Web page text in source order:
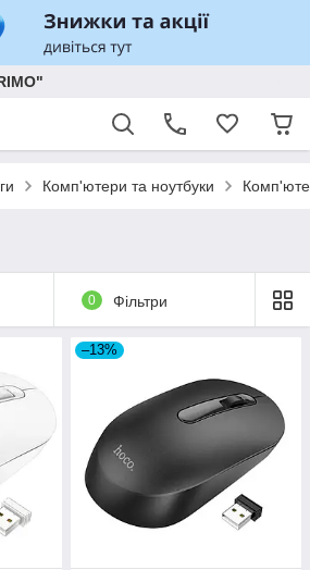
Комп'ютери та ноутбуки
0 Фільтри
–13%